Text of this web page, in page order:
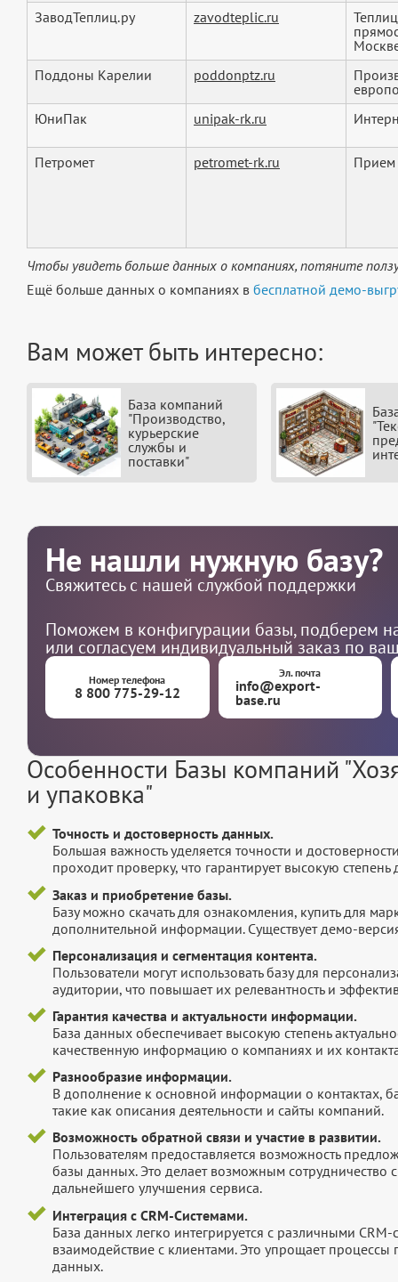
ЗаводТеплиц.ру zavodteplic.ru
Поддоны Карелии
poddonptz.ru
ЮниПак
unipak-rk.ru
Петромет petromet-rk.ru Прием
Чтобы увидеть больше данных о компаниях, потяните
Ещё больше данных о компаниях в бесплатной демо-
Вам может быть интересно:
База компаний
"Производство,
курьерские
службы и
поставки"
Не нашли нужную базу?
Свяжитесь с нашей службой поддержки
Поможем в конфигурации базы, подберем
или согласуем индивидуальный заказ по
Номер телефона
8 800 775-29-12
Эл. почта
info@export-
base.ru
Особенности Базы компаний
и упаковка"
Точность и достоверность данных.
Большая важность уделяется точности и
проходит проверку, что гарантирует высокую
Заказ и приобретение базы.
Базу можно скачать для ознакомления, купить для
дополнительной информации. Существует демо-
Персонализация и сегментация контента.
Пользователи могут использовать базу для
аудитории, что повышает их релевантность и
Гарантия качества и актуальности информации.
База данных обеспечивает высокую степень
качественную информацию о компаниях и их
Разнообразие информации.
В дополнение к основной информации о контактах,
такие как описания деятельности и сайты компаний.
Возможность обратной связи и участие в развитии.
Пользователям предоставляется возможность
базы данных. Это делает возможным сотрудничество
дальнейшего улучшения сервиса.
Интеграция с CRM-Системами.
База данных легко интегрируется с различными
взаимодействие с клиентами. Это упрощает
данных.